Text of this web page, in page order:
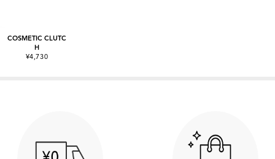
COSMETIC CLUTC
H
¥4,730